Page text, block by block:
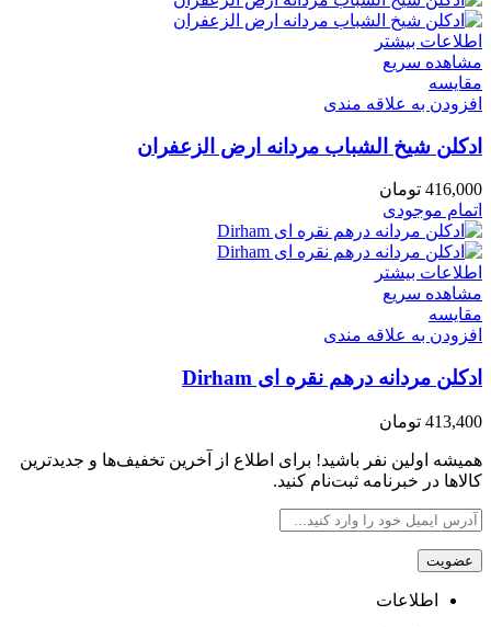
اطلاعات بیشتر
مشاهده سریع
مقایسه
افزودن به علاقه مندی
ادکلن شیخ الشباب مردانه ارض الزعفران
416,000 تومان
اتمام موجودی
اطلاعات بیشتر
مشاهده سریع
مقایسه
افزودن به علاقه مندی
ادکلن مردانه درهم نقره ای Dirham
413,400 تومان
همیشه اولین نفر باشید! برای اطلاع از آخرین تخفیف‌ها و جدیدترین
کالاها در خبرنامه ثبت‌نام کنید.
اطلاعات